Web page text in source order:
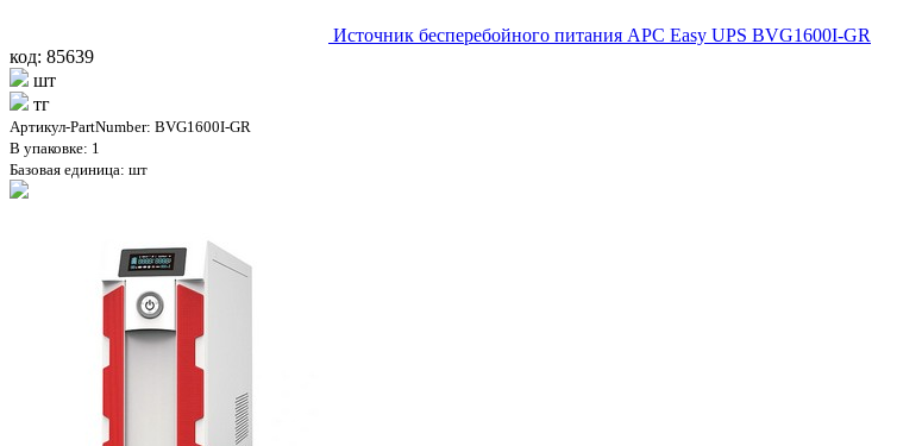
Источник бесперебойного питания APC Easy UPS BVG1600I-GR
код: 85639
шт
тг
Артикул-PartNumber: BVG1600I-GR
В упаковке: 1
Базовая единица: шт